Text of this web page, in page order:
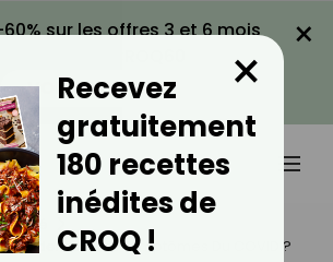
60% sur les offres 3 et 6 mois
VOIR LA PROMO
×
Santé
Les Symptômes Du COVID ?
Recevez
gratuitement
180 recettes
inédites de
CROQ !
×